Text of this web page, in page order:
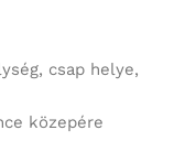
csap helye,
közepére